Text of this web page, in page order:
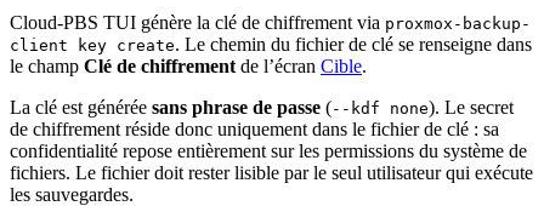
Cloud-PBS TUI génère la clé de chiffrement via proxmox-backup-
client key create. Le chemin du fichier de clé se renseigne dans
le champ Clé de chiffrement de l’écran Cible.
La clé est générée sans phrase de passe (--kdf none). Le secret
de chiffrement réside donc uniquement dans le fichier de clé : sa
confidentialité repose entièrement sur les permissions du système de
fichiers. Le fichier doit rester lisible par le seul utilisateur qui exécute
les sauvegardes.